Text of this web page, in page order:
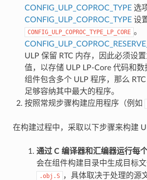
CONFIG_ULP_COPROC_TYPE选
CONFIG_ULP_COPROC_TYPE设
CONFIG_ULP_COPROC_TYPE_LP_CORE 。
ULP 保留 RTC 内存，因此必须设
值，以存储 ULP LP-Core 代码和
组件包含多个 ULP 程序，那么
足够容纳其中最大的程序。
按照常规步骤构建应用程序（例如
在构建过程中，采取以下步骤来构建
通过 C 编译器和汇编器运行每个
会在组件构建目录中生成目标
.obj.S ，具体取决于处理的源